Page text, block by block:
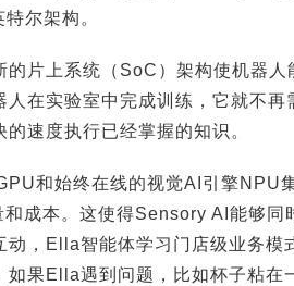
尔架构。
的片上系统（SoC）架构使机器
人在实验室中完成训练，它就不再
速度执行已经掌握的知识。
和始终在线的视觉AI引擎NPU
成本。这使得Sensory AI能够同
动，Ella智能体学习门店级业务
如果Ella遇到问题，比如杯子粘在